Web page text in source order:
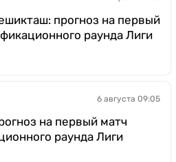
прогноз на первый
раунда Лиги
6 августа 09:05
на первый матч
раунда Лиги